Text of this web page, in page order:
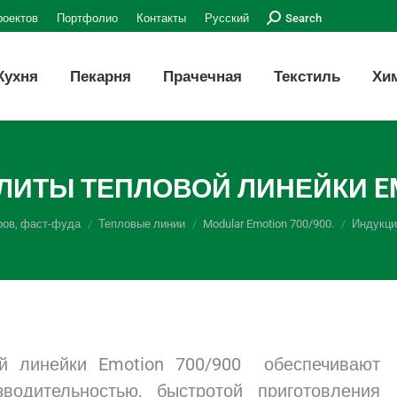
Портфолио Контакты Русский Поиск:Search
Пекарня Прачечная Текстиль
ТЕПЛОВОЙ ЛИНЕЙКИ
фаст-фуда Тепловые линии Modular Emotion 700/900.
линейки Emotion 700/900 обеспечивают
быстротой приготовления